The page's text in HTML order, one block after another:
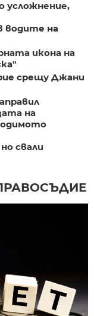
усложнение,
водите на
икона на
срещу Джани
на
свали